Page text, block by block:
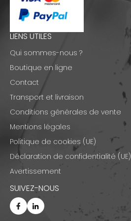
LIENS UTILES
Qui sommes-nous ?
Boutique en ligne
Contact
Transport et livraison
Conditions générales de vente
Mentions légales
Politique de cookies (UE)
Déclaration de confidentialité (UE)
Avertissement
SUIVEZ-NOUS